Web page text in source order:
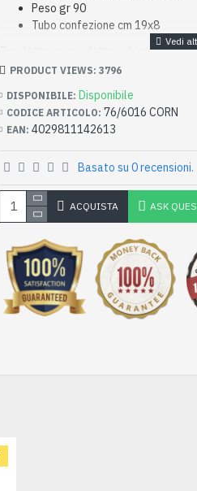
Peso gr 90
Tubo confezione cm 19x8
Prodotto non adatto a bimbi al di
DISPONIBILE: Disponibile
CODICE ARTICOLO: 76/6016 CORN
EAN: 4029811142613
PRODUCT VIEWS: 3796
Basato su 0 recensioni.
ACQUISTA ASK